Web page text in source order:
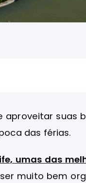
suas
das férias.
umas das
muito bem